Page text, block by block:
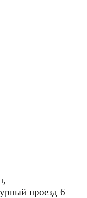
проезд 6